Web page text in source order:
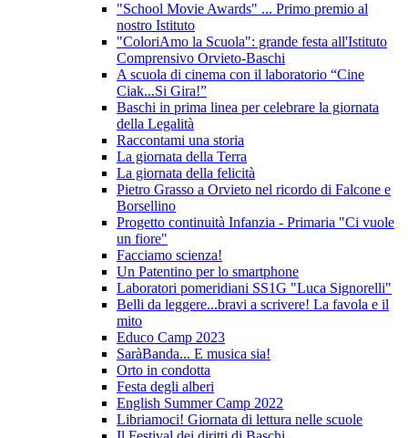
"School Movie Awards" ... Primo premio al
nostro Istituto
"ColoriAmo la Scuola": grande festa all'Istituto
Comprensivo Orvieto-Baschi
A scuola di cinema con il laboratorio “Cine
Ciak...Si Gira!”
Baschi in prima linea per celebrare la giornata
della Legalità
Raccontami una storia
La giornata della Terra
La giornata della felicità
Pietro Grasso a Orvieto nel ricordo di Falcone e
Borsellino
Progetto continuità Infanzia - Primaria "Ci vuole
un fiore"
Facciamo scienza!
Un Patentino per lo smartphone
Laboratori pomeridiani SS1G "Luca Signorelli"
Belli da leggere...bravi a scrivere! La favola e il
mito
Educo Camp 2023
SaràBanda... E musica sia!
Orto in condotta
Festa degli alberi
English Summer Camp 2022
Libriamoci! Giornata di lettura nelle scuole